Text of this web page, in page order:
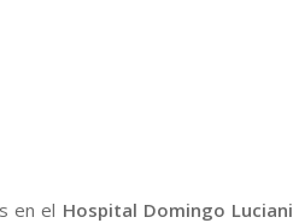
en el Hospital Domingo Luciani